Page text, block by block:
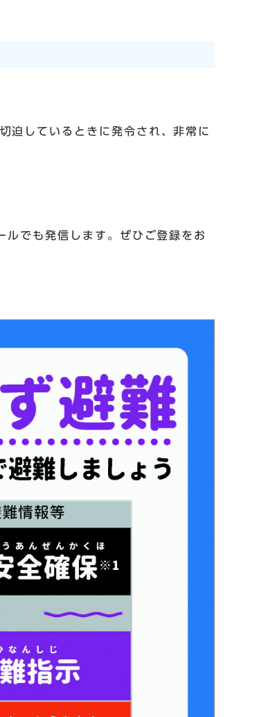
迫しているときに発令され、非常に
でも発信します。ぜひご登録をお